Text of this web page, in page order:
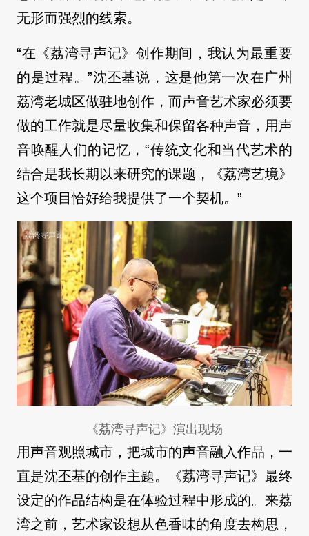
无形而强烈的线索。
“在《荔湾寻声记》创作期间，我认为最重要
的是过程。”沈丕基说，这是他第一次在广州
荔湾老城区做驻地创作，而声音艺术家必须要
做的工作就是尽量收集和保留各种声音，用声
音唤醒人们的记忆，“传统文化和当代艺术的
结合是我长期以来研究的课题，《荔湾艺境》
这个项目恰好给我提供了一个契机。”
《荔湾寻声记》演出现场
用声音观照城市，把城市的声音融入作品，一
直是沈丕基的创作主题。《荔湾寻声记》最终
设定的作品结构是在体验过程中形成的。来荔
湾之前，艺术家设想从色香味的角度去构思，